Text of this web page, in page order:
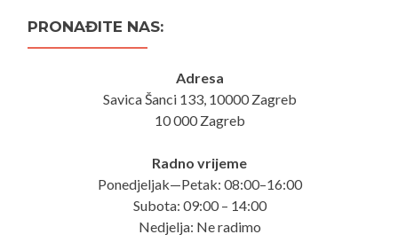
PRONAĐITE NAS:
Adresa
Savica Šanci 133, 10000 Zagreb
10 000 Zagreb
Radno vrijeme
Ponedjeljak—Petak: 08:00–16:00
Subota: 09:00 – 14:00
Nedjelja: Ne radimo